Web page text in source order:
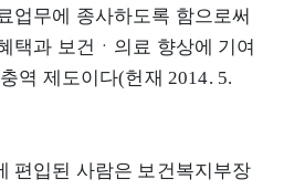
업무에 종사하도록 함으로써
택과 보건ㆍ의료 향상에 기여
역 제도이다(헌재 2014. 5.
편입된 사람은 보건복지부장